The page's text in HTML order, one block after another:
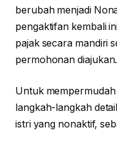
berubah menjadi
pengaktifan kembali
pajak secara mandiri
permohonan diajukan.
Untuk
langkah-langkah
istri yang nonaktif,